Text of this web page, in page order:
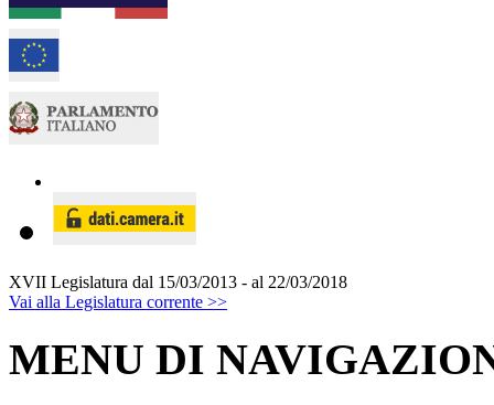
XVII Legislatura dal 15/03/2013 - al 22/03/2018
Vai alla Legislatura corrente >>
MENU DI